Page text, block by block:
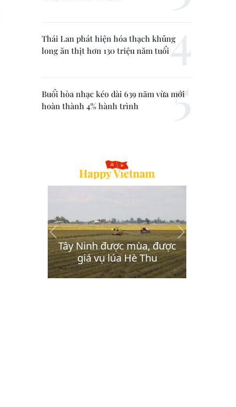
Thái Lan phát hiện hóa thạch khủng
long ăn thịt hơn 130 triệu năm tuổi
Buổi hòa nhạc kéo dài 639 năm vừa mới
hoàn thành 4% hành trình